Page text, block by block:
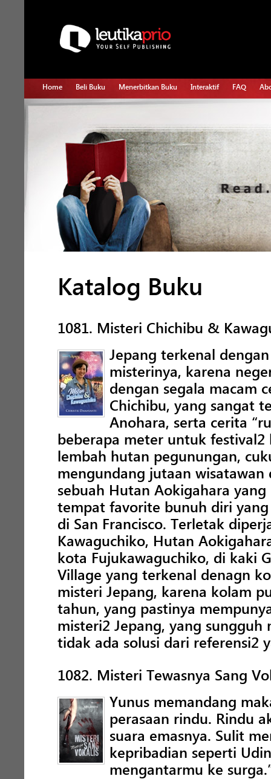
Home Beli Buku Menerbitkan Buku Interaktif FAQ
Katalog Buku
1081. Misteri Chichibu &
Jepang terkenal
misterinya, karena
dengan segala macam
Chichibu, yang sangat
Anohara, serta cerita
beberapa meter untuk
lembah hutan pegunungan,
mengundang jutaan wisatawan
sebuah Hutan Aokigahara
tempat favorite bunuh diri
di San Francisco. Terletak
Kawaguchiko, Hutan
kota Fujukawaguchiko, di kaki
Village yang terkenal denagn
misteri Jepang, karena kolam
tahun, yang pastinya
misteri2 Jepang, yang
tidak ada solusi dari referensi2
1082. Misteri Tewasnya Sang
Yunus memandang
perasaan rindu. Rindu
suara emasnya. Sulit
kepribadian seperti
mengantarmu ke